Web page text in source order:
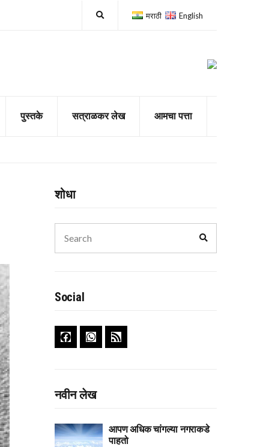
E
c
h
मराठी English
पुस्तके सत्राळकर लेख आमचा पत्ता
शोधा
for:
Social
नवीन लेख
आपण अधिक चांगल्या नगराकडे
पाहतो